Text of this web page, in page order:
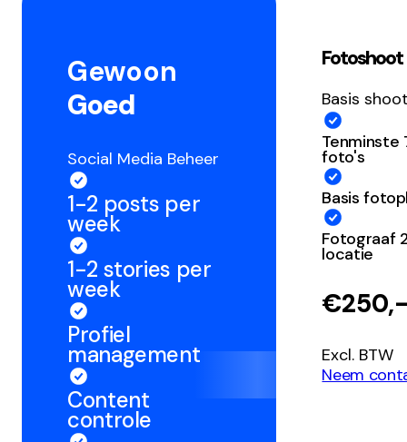
Gewoon
Goed
Social Media Beheer
1-2 posts per
week
1-2 stories per
week
Profiel
management
Content
controle
Fotoshoot
Basis
Tenminste
foto's
Basis
Fotograaf
locatie
Excl. BTW
Neem